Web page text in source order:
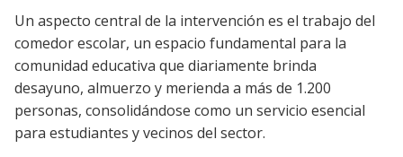
Un aspecto central de la intervención es el trabajo del
comedor escolar, un espacio fundamental para la
comunidad educativa que diariamente brinda
desayuno, almuerzo y merienda a más de 1.200
personas, consolidándose como un servicio esencial
para estudiantes y vecinos del sector.